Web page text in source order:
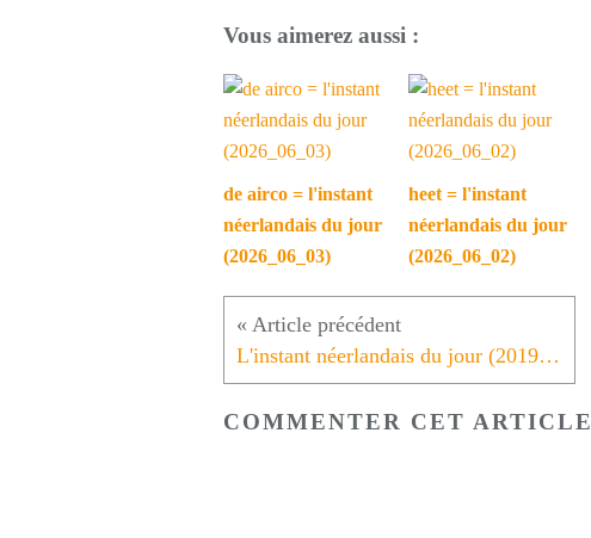
Vous aimerez aussi :
de airco = l'instant
néerlandais du jour
(2026_06_03)
heet = l'instant
néerlandais du jour
(2026_06_02)
L'instant néerlandais du jour (2019_06_18): Opportunisme kan ...
COMMENTER CET ARTICLE